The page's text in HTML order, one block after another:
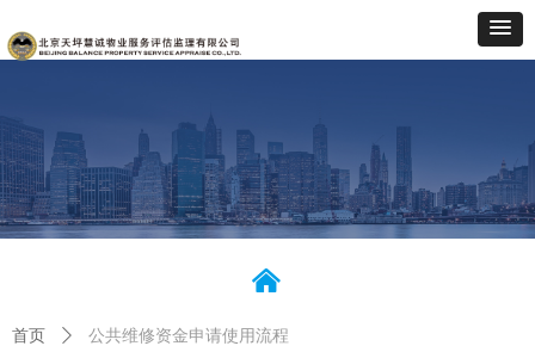
낀
首页 ꄲ 公共维修资金申请使用流程